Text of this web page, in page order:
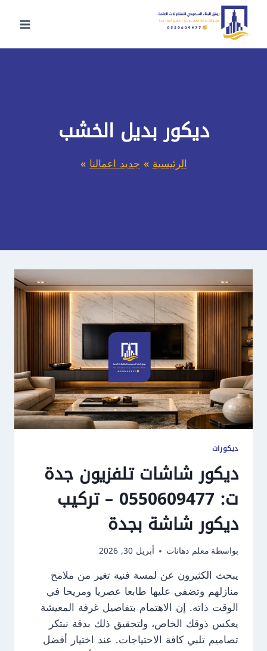
التجاوز
المحتوى
ديكور بديل الخشب
الرئيسية»جديد اعمالنا»
ديكورات
ديكور شاشات تلفزيون جدة
ت: 0550609477 – تركيب
ديكور شاشة بجدة
بواسطة معلم دهانات أبريل 30, 2026
يبحث الكثيرون عن لمسة فنية تغير من ملامح
منازلهم وتضفي عليها طابعا عصريا ومريحا في
الوقت ذاته. إن الاهتمام بتفاصيل غرفة المعيشة
يعكس ذوقك الخاص، ولتحقيق ذلك بدقة نبتكر
تصاميم تلبي كافة الاحتياجات. عند اختيار أفضل